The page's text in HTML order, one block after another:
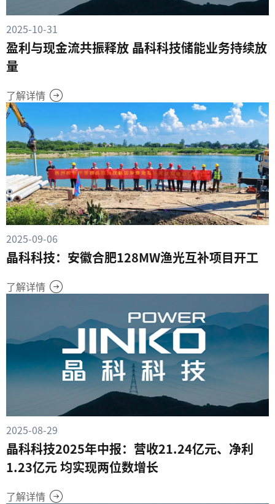
2025-10-31
盈利与现金流共振释放 晶科科技储能业务持续放
量
了解详情
2025-09-06
晶科科技：安徽合肥128MW渔光互补项目开工
了解详情
2025-08-29
晶科科技2025年中报：营收21.24亿元、净利
1.23亿元 均实现两位数增长
了解详情